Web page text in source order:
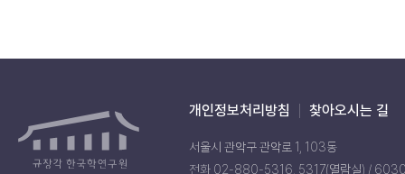
개인정보처리방침 찾아오시는 길
서울시 관악구 관악로 1, 103동
전화 02-880-5316, 5317(열람실) /